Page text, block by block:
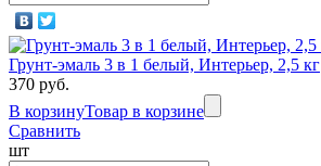
Грунт-эмаль 3 в 1 белый, Интерьер, 2,5 кг
370 руб.
В корзинуТовар в корзине
Сравнить
шт